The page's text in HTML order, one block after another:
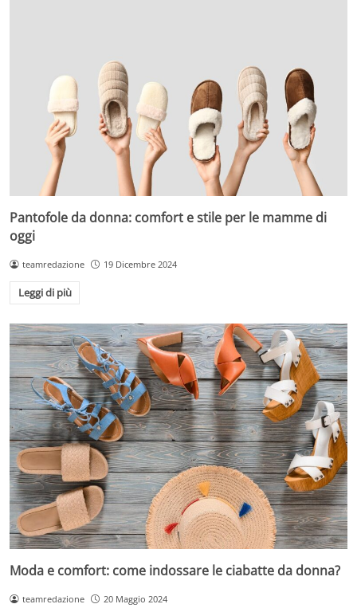
Pantofole da donna: comfort e stile per le mamme di
oggi
teamredazione 19 Dicembre 2024
Leggi di più
Moda e comfort: come indossare le ciabatte da donna?
teamredazione 20 Maggio 2024